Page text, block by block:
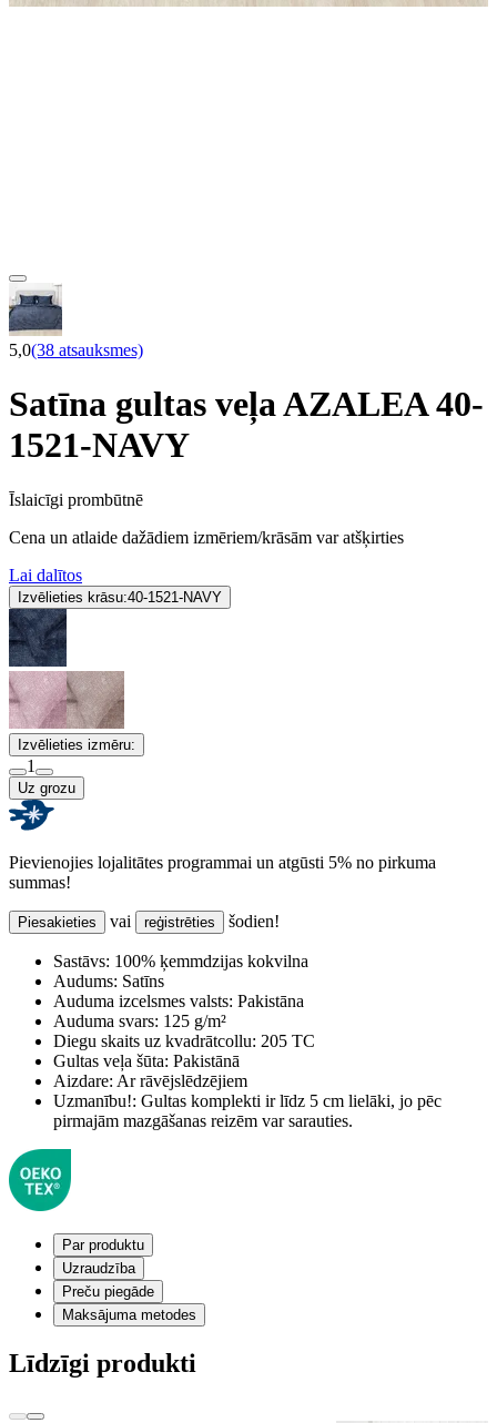
5,0(38 atsauksmes)
Satīna gultas veļa AZALEA 40-
1521-NAVY
Īslaicīgi prombūtnē
Cena un atlaide dažādiem izmēriem/krāsām var atšķirties
Lai dalītos
Izvēlieties krāsu:40-1521-NAVY
Izvēlieties izmēru:
1
Uz grozu
Pievienojies lojalitātes programmai un atgūsti 5% no pirkuma
summas!
Piesakieties vai reģistrēties šodien!
Sastāvs: 100% ķemmdzijas kokvilna
Audums: Satīns
Auduma izcelsmes valsts: Pakistāna
Auduma svars: 125 g/m²
Diegu skaits uz kvadrātcollu: 205 TC
Gultas veļa šūta: Pakistānā
Aizdare: Ar rāvējslēdzējiem
Uzmanību!: Gultas komplekti ir līdz 5 cm lielāki, jo pēc
pirmajām mazgāšanas reizēm var sarauties.
Par produktu
Uzraudzība
Preču piegāde
Maksājuma metodes
Līdzīgi produkti